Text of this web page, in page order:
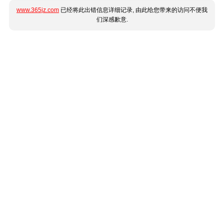
www.365jz.com 已经将此出错信息详细记录, 由此给您带来的访问不便我
们深感歉意.